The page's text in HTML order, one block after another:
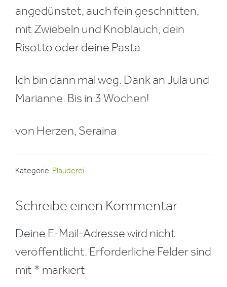
angedünstet, auch fein geschnitten,
mit Zwiebeln und Knoblauch, dein
Risotto oder deine Pasta.
Ich bin dann mal weg. Dank an Jula und
Marianne. Bis in 3 Wochen!
von Herzen, Seraina
Kategorie: Plauderei
Leser-
Schreibe einen Kommentar
Deine E-Mail-Adresse wird nicht
veröffentlicht. Erforderliche Felder sind
mit * markiert